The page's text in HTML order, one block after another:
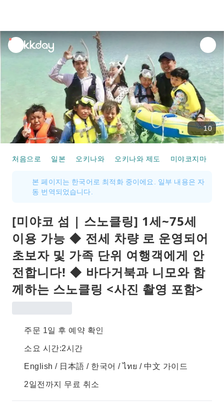
unread
notifications
10
처음으로 일본 오키나와 오키나와 제도 미야코지마
본 페이지는 한국어로 최적화 중이에요. 일부 내용은 자
동 번역되었습니다.
[미야코 섬 | 스노클링] 1세~75세
이용 가능 ◆ 전세 차량 로 운영되어
초보자 및 가족 단위 여행객에게 안
전합니다! ◆ 바다거북과 니모와 함
께하는 스노클링 <사진 촬영 포함>
주문 1일 후 예약 확인
소요 시간:2시간
English / 日本語 / 한국어 / ไทย / 中文 가이드
2일전까지 무료 취소